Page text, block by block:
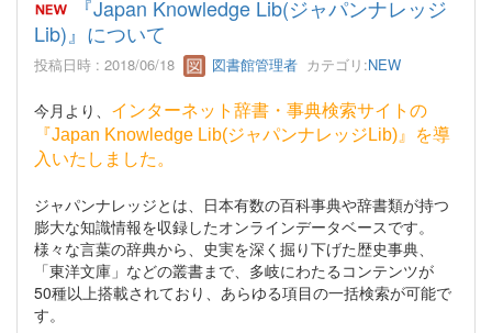
『Japan Knowledge Lib(ジャパンナレッジ
Lib)』について
投稿日時 : 2018/06/18 図書館管理者 カテゴリ:NEW
今月より、
インターネット辞書・事典検索サイトの
『Japan Knowledge Lib(ジャパンナレッジLib)』を導
入いたしました。
ジャパンナレッジとは、日本有数の百科事典や辞書類が持つ
膨大な知識情報を収録したオンラインデータベースです。
様々な言葉の辞典から、史実を深く掘り下げた歴史事典、
「東洋文庫」などの叢書まで、多岐にわたるコンテンツが
50種以上搭載されており、あらゆる項目の一括検索が可能で
す。